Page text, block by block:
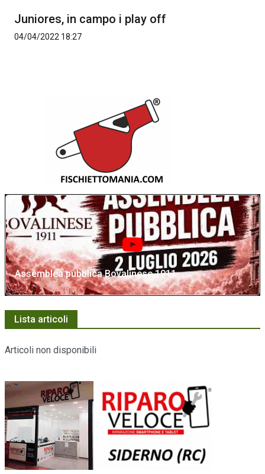
Juniores, in campo i play off
04/04/2022 18:27
Assemblea pubblica Bovalinese 1911
Lista articoli
Articoli non disponibili